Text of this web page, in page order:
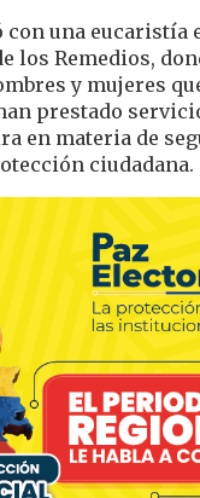
una eucaristía
los Remedios,
y mujeres
prestado
en materia de
ciudadana.